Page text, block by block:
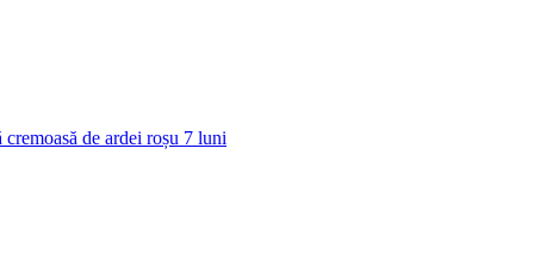
cremoasă de ardei roșu 7 luni